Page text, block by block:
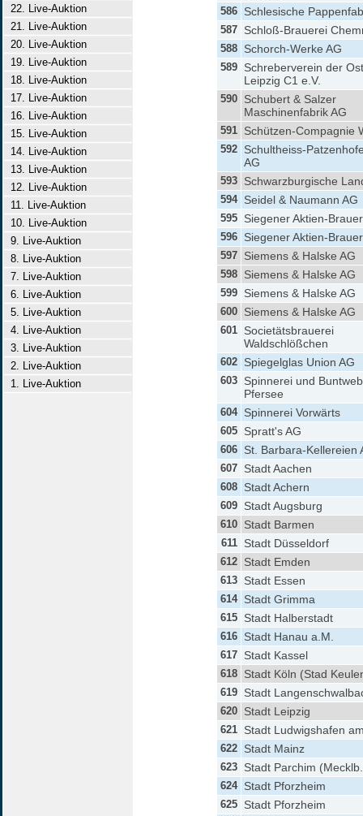
22. Live-Auktion
21. Live-Auktion
20. Live-Auktion
19. Live-Auktion
18. Live-Auktion
17. Live-Auktion
16. Live-Auktion
15. Live-Auktion
14. Live-Auktion
13. Live-Auktion
12. Live-Auktion
11. Live-Auktion
10. Live-Auktion
9. Live-Auktion
8. Live-Auktion
7. Live-Auktion
6. Live-Auktion
5. Live-Auktion
4. Live-Auktion
3. Live-Auktion
2. Live-Auktion
1. Live-Auktion
586 Schlesische
587 Schloß-Brauerei
588 Schorch-Werke AG
589 Schreberverein der
Leipzig C1 e.V.
590 Schubert & Salzer
Maschinenfabrik AG
591 Schützen-Compagnie
592 Schultheiss-
AG
593 Schwarzburgische
594 Seidel & Naumann AG
595 Siegener Aktien-
596 Siegener Aktien-
597 Siemens & Halske AG
598 Siemens & Halske AG
599 Siemens & Halske AG
600 Siemens & Halske AG
601 Societätsbrauerei
Waldschlößchen
602 Spiegelglas Union AG
603 Spinnerei und
Pfersee
604 Spinnerei Vorwärts
605 Spratt's AG
606 St. Barbara-Kellereien
607 Stadt Aachen
608 Stadt Achern
609 Stadt Augsburg
610 Stadt Barmen
611 Stadt Düsseldorf
612 Stadt Emden
613 Stadt Essen
614 Stadt Grimma
615 Stadt Halberstadt
616 Stadt Hanau a.M.
617 Stadt Kassel
618 Stadt Köln (Stad
619 Stadt
620 Stadt Leipzig
621 Stadt Ludwigshafen
622 Stadt Mainz
623 Stadt Parchim
624 Stadt Pforzheim
625 Stadt Pforzheim